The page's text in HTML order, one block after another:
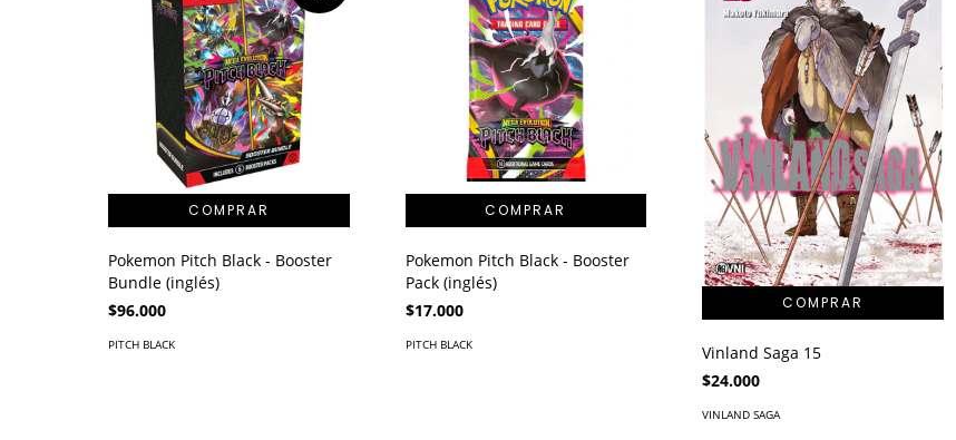
Pokemon Pitch Black - Booster
Bundle (inglés)
$96.000
PITCH BLACK
Pokemon Pitch Black - Booster
Pack (inglés)
$17.000
PITCH BLACK
Vinland Saga 15
$24.000
VINLAND SAGA